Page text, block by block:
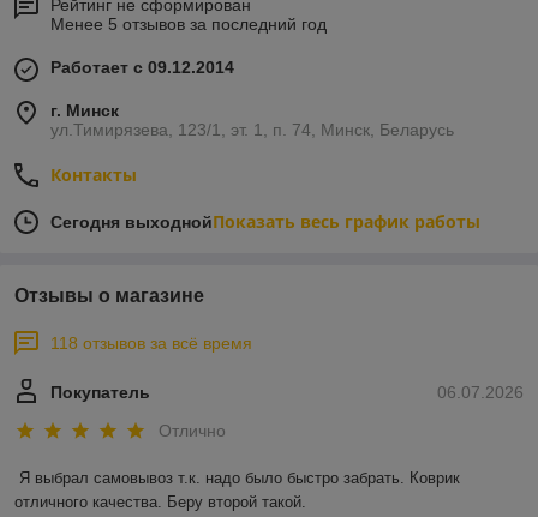
Рейтинг не сформирован
Менее 5 отзывов за последний год
Работает с 09.12.2014
г. Минск
ул.Тимирязева, 123/1, эт. 1, п. 74, Минск, Беларусь
Контакты
Сегодня выходнойПоказать весь график работы
Отзывы о магазине
118 отзывов за всё время
06.07.2026
Покупатель
Отлично
Я выбрал самовывоз т.к. надо было быстро забрать. Коврик
отличного качества. Беру второй такой.